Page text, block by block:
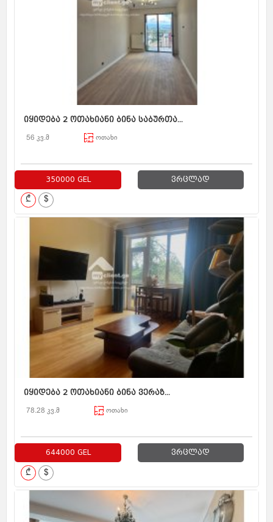
იყიდება 2 ოთახიანი ბინა საბურთა...
56 კვ.მ ოთახი
350000 GEL ვრცლად
₾ $
იყიდება 2 ოთახიანი ბინა ვერაზ...
78.28 კვ.მ ოთახი
644000 GEL ვრცლად
₾ $